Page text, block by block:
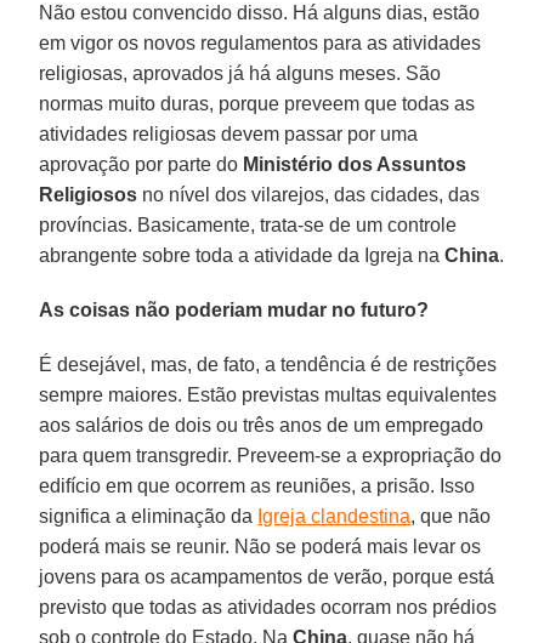
Não estou convencido disso. Há alguns dias, estão
em vigor os novos regulamentos para as atividades
religiosas, aprovados já há alguns meses. São
normas muito duras, porque preveem que todas as
atividades religiosas devem passar por uma
aprovação por parte do Ministério dos Assuntos
Religiosos no nível dos vilarejos, das cidades, das
províncias. Basicamente, trata-se de um controle
abrangente sobre toda a atividade da Igreja naChina.
As coisas não poderiam mudar no futuro?
É desejável, mas, de fato, a tendência é de restrições
sempre maiores. Estão previstas multas equivalentes
aos salários de dois ou três anos de um empregado
para quem transgredir. Preveem-se a expropriação do
edifício em que ocorrem as reuniões, a prisão. Isso
significa a eliminação da Igreja clandestina, que não
poderá mais se reunir. Não se poderá mais levar os
jovens para os acampamentos de verão, porque está
previsto que todas as atividades ocorram nos prédios
sob o controle do Estado. NaChina, quase não há